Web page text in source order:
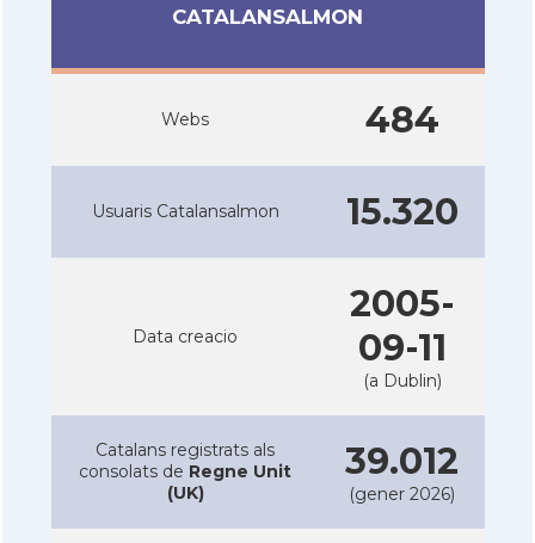
CATALANSALMON
Webs 484
Usuaris Catalansalmon 15.320
Data creacio
2005-
09-11
(a Dublin)
Catalans registrats als
consolats de Regne Unit
(UK)
39.012
(gener 2026)